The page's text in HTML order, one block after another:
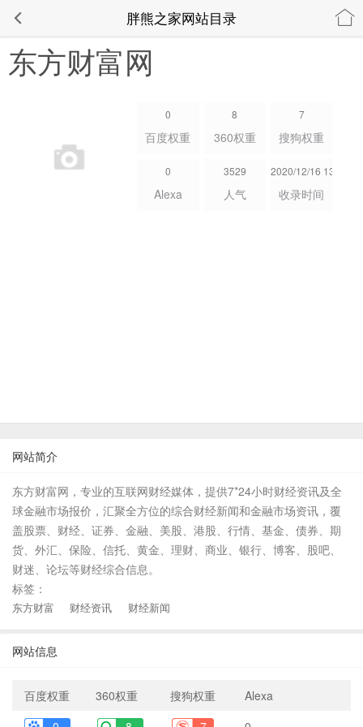
胖熊之家网站目录
东方财富网
0
百度权重
8
360权重
7
搜狗权重
0
Alexa
3529
人气
2020/12/16 13:36:32
收录时间
网站简介
东方财富网，专业的互联网财经媒体，提供7*24小时财经资讯及全
球金融市场报价，汇聚全方位的综合财经新闻和金融市场资讯，覆
盖股票、财经、证券、金融、美股、港股、行情、基金、债券、期
货、外汇、保险、信托、黄金、理财、商业、银行、博客、股吧、
财迷、论坛等财经综合信息。
标签：
东方财富 财经资讯 财经新闻
网站信息
百度权重 360权重 搜狗权重
Alexa